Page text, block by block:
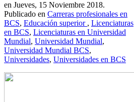
en Jueves, 15 Noviembre 2018.
Publicado en Carreras profesionales en
BCS, Educación superior , Licenciaturas
en BCS, Licenciaturas en Universidad
Mundial, Universidad Mundial,
Universidad Mundial BCS,
Universidades, Universidades en BCS